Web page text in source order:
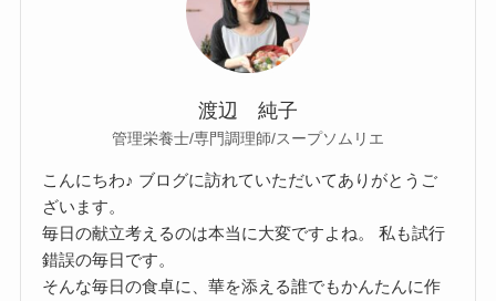
渡辺 純子
管理栄養士/専門調理師/スープソムリエ
こんにちわ♪ ブログに訪れていただいてありがとうご
ざいます。
毎日の献立考えるのは本当に大変ですよね。 私も試行
錯誤の毎日です。
そんな毎日の食卓に、華を添える誰でもかんたんに作